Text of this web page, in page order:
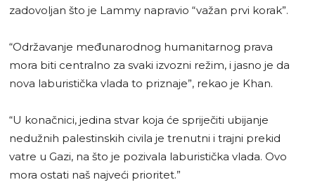
zadovoljan što je Lammy napravio “važan prvi korak”.
“Održavanje međunarodnog humanitarnog prava
mora biti centralno za svaki izvozni režim, i jasno je da
nova laburistička vlada to priznaje”, rekao je Khan.
“U konačnici, jedina stvar koja će spriječiti ubijanje
nedužnih palestinskih civila je trenutni i trajni prekid
vatre u Gazi, na što je pozivala laburistička vlada. Ovo
mora ostati naš najveći prioritet.”